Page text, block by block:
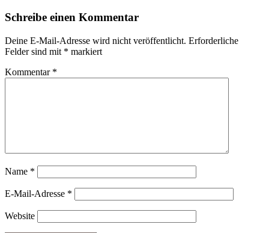
Schreibe einen Kommentar
Deine E-Mail-Adresse wird nicht veröffentlicht. Erforderliche
Felder sind mit * markiert
Kommentar *
Name *
E-Mail-Adresse *
Website